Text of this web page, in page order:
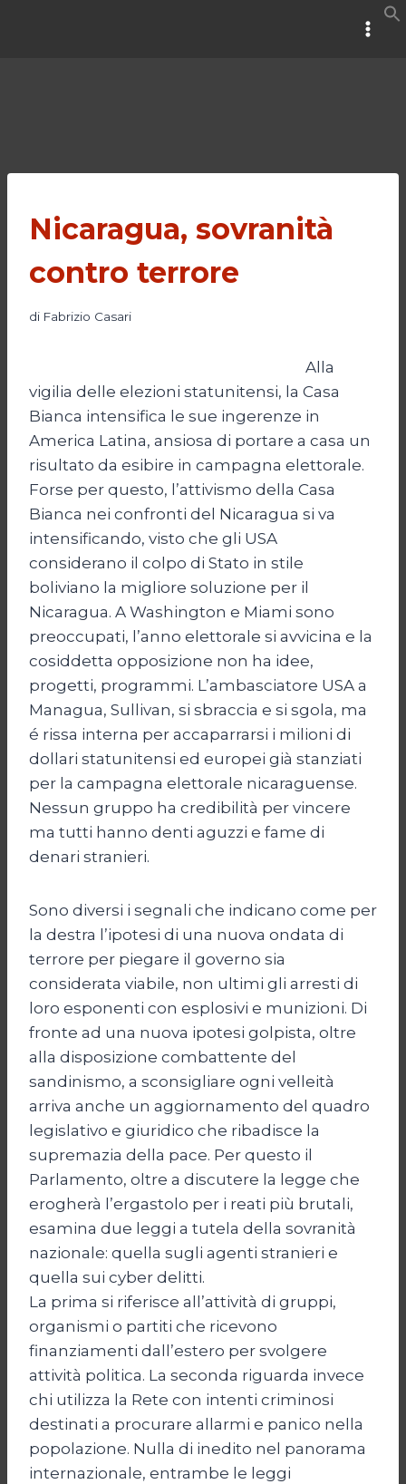
Nicaragua, sovranità
contro terrore
di Fabrizio Casari
Alla
vigilia delle elezioni statunitensi, la Casa
Bianca intensifica le sue ingerenze in
America Latina, ansiosa di portare a casa un
risultato da esibire in campagna elettorale.
Forse per questo, l’attivismo della Casa
Bianca nei confronti del Nicaragua si va
intensificando, visto che gli USA
considerano il colpo di Stato in stile
boliviano la migliore soluzione per il
Nicaragua. A Washington e Miami sono
preoccupati, l’anno elettorale si avvicina e la
cosiddetta opposizione non ha idee,
progetti, programmi. L’ambasciatore USA a
Managua, Sullivan, si sbraccia e si sgola, ma
é rissa interna per accaparrarsi i milioni di
dollari statunitensi ed europei già stanziati
per la campagna elettorale nicaraguense.
Nessun gruppo ha credibilità per vincere
ma tutti hanno denti aguzzi e fame di
denari stranieri.
Sono diversi i segnali che indicano come per
la destra l’ipotesi di una nuova ondata di
terrore per piegare il governo sia
considerata viabile, non ultimi gli arresti di
loro esponenti con esplosivi e munizioni. Di
fronte ad una nuova ipotesi golpista, oltre
alla disposizione combattente del
sandinismo, a sconsigliare ogni velleità
arriva anche un aggiornamento del quadro
legislativo e giuridico che ribadisce la
supremazia della pace. Per questo il
Parlamento, oltre a discutere la legge che
erogherà l’ergastolo per i reati più brutali,
esamina due leggi a tutela della sovranità
nazionale: quella sugli agenti stranieri e
quella sui cyber delitti.
La prima si riferisce all’attività di gruppi,
organismi o partiti che ricevono
finanziamenti dall’estero per svolgere
attività politica. La seconda riguarda invece
chi utilizza la Rete con intenti criminosi
destinati a procurare allarmi e panico nella
popolazione. Nulla di inedito nel panorama
internazionale, entrambe le leggi